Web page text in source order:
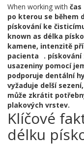
When working with
po kterou se během
pískování ke
known as délka
kamene, intenzitě
pacienta
. pískování
usazeniny pomocí
podporuje dentální
vyžaduje delší
může zkrátit
plakových vrstev.
Klíčové
délku